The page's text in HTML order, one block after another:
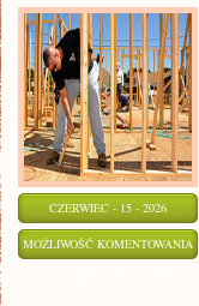
CZERWIEC - 15 - 2026
MOŻLIWOŚĆ KOMENTOWANIA